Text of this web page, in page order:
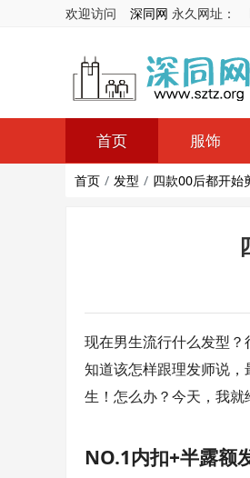
欢迎访问 深同网 永久网址：
首页 服饰
首页 发型 四款00后都开始
现在男生流行什么发型
知道该怎样跟理发师说
生！怎么办？今天，我就
NO.1内扣+半露额